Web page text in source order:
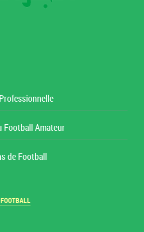
Football Amateur
de Football